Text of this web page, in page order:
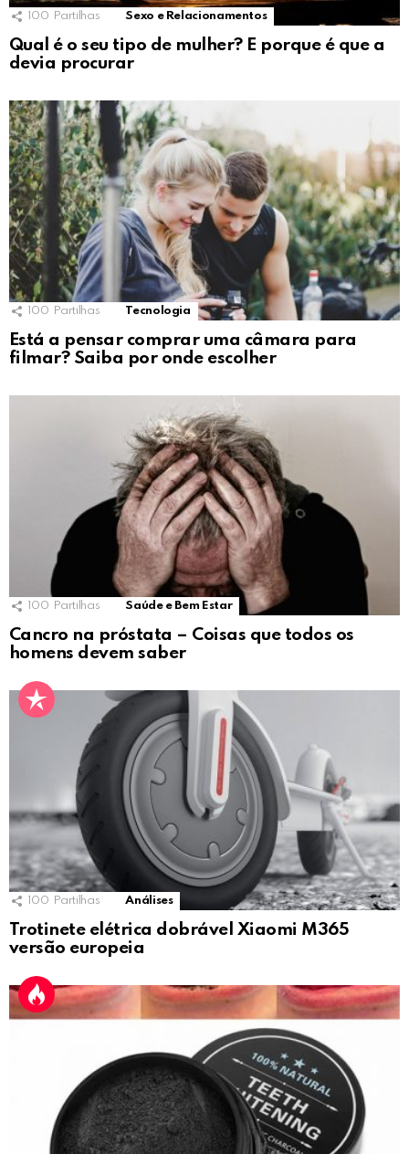
100 Partilhas Sexo e Relacionamentos
Qual é o seu tipo de mulher? E porque é que a
devia procurar
100 Partilhas Tecnologia
Está a pensar comprar uma câmara para
filmar? Saiba por onde escolher
100 Partilhas Saúde e Bem Estar
Cancro na próstata – Coisas que todos os
homens devem saber
100 Partilhas Análises
Trotinete elétrica dobrável Xiaomi M365
versão europeia